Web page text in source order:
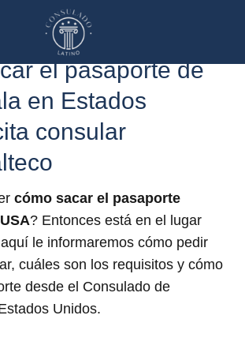
el pasaporte de
en Estados
consular
cómo sacar el pasaporte
? Entonces está en el lugar
le informaremos cómo pedir
cuáles son los requisitos y cómo
desde el Consulado de
Unidos.